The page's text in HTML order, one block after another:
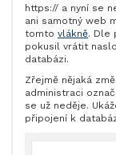
https:// a nyní se
ani samotný web
tomto vlákně. Dle
pokusil vrátit
databázi.
Zřejmě nějaká
administraci
se už neděje.
připojení k